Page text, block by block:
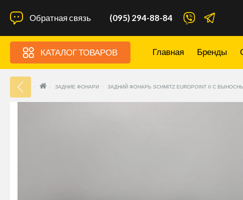
Обратная связь (095) 294-88-84
КАТАЛОГ ТОВАРОВ Главная Бренды
ЗАДНИЕ ФОНАРИ ЗАДНИЙ ФОНАРЬ SCHMITZ EUROPOINT II С